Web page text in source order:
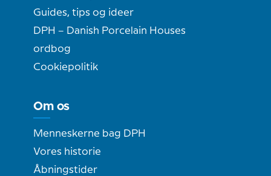
Guides, tips og ideer
DPH – Danish Porcelain Houses
ordbog
Cookiepolitik
Om os
Menneskerne bag DPH
Vores historie
Åbningstider